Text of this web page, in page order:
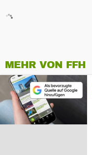
MEHR VON FFH